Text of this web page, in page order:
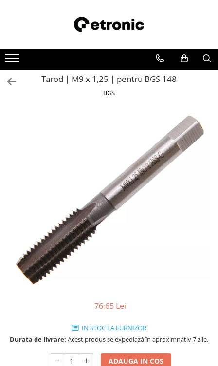
Tarod | M9 x 1,25 | pentru BGS 148
BGS
76,65 Lei
IN STOC LA FURNIZOR
Durata de livrare: Acest produs se expediază în aproximnativ 7 zile.
ADAUGA IN COS